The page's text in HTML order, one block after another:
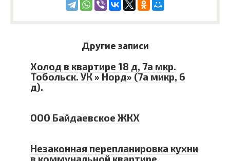
Другие записи
Холод в квартире 18 д, 7а мкр.
Тобольск. УК » Норд» (7а микр, 6
д).
ООО Байдаевское ЖКХ
Незаконная перепланировка кухни